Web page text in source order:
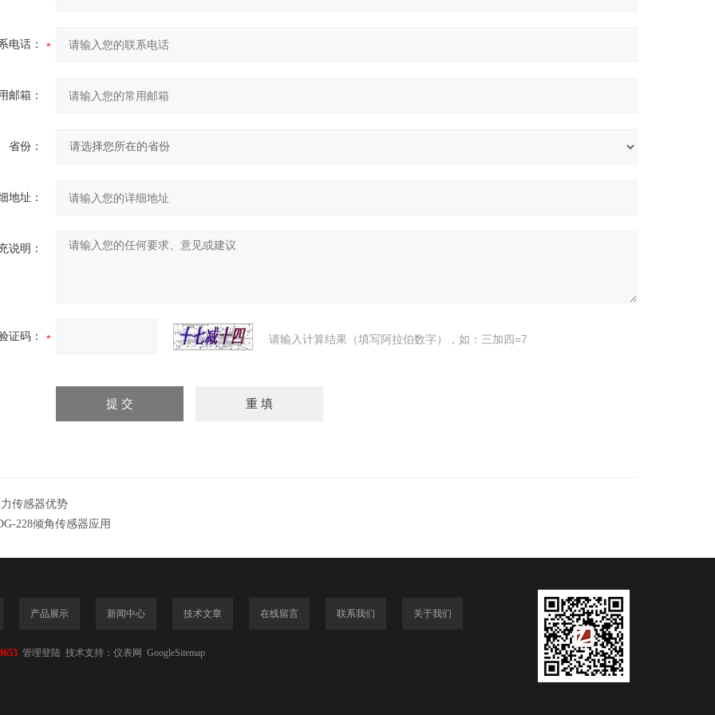
电话：
邮箱：
省份：
地址：
说明：
证码： 请输入计算结果（填写阿拉伯数字），如：三加四=7
传感器优势
228倾角传感器应用
产品展示 新闻中心 技术文章 在线留言 联系我们 关于我们
管理登陆 技术支持： 仪表网 GoogleSitemap